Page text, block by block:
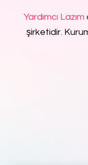
Yardımcı Lazım
şirketidir.